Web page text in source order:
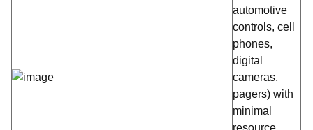
automotive
controls, cell
phones,
digital
cameras,
pagers) with
minimal
resource